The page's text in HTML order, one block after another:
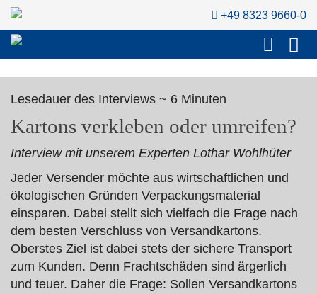
+49 8323 9660-0
Lesedauer des Interviews ~ 6 Minuten
Kartons verkleben oder umreifen?
Interview mit unserem Experten Lothar Wohlhüter
Jeder Versender möchte aus wirtschaftlichen und
ökologischen Gründen Verpackungsmaterial
einsparen. Dabei stellt sich vielfach die Frage nach
dem besten Verschluss von Versandkartons.
Oberstes Ziel ist dabei stets der sichere Transport
zum Kunden. Denn Frachtschäden sind ärgerlich
und teuer. Daher die Frage: Sollen Versandkartons